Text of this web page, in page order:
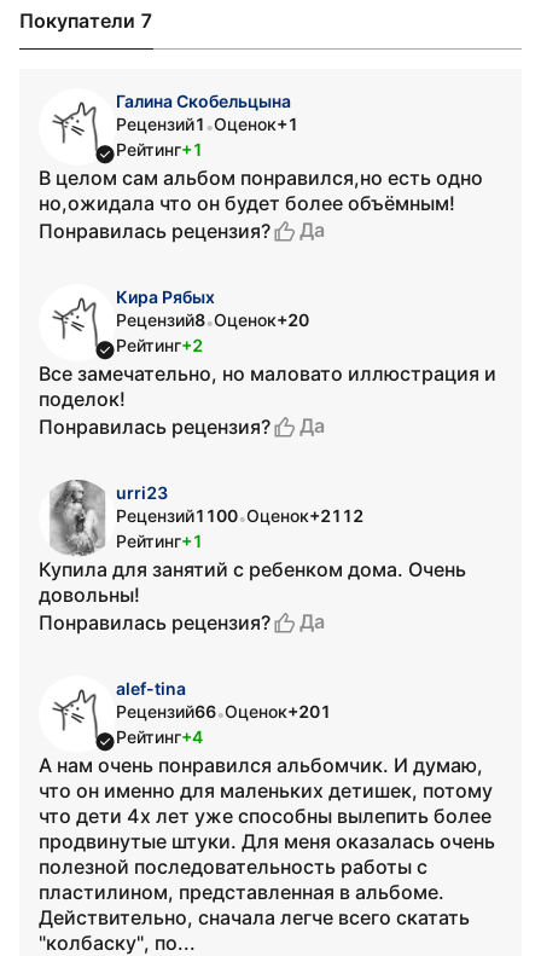
Покупатели 7
Галина Скобельцына
Рецензий1 •Оценок+1
Рейтинг+1
В целом сам альбом понравился,но есть одно
но,ожидала что он будет более объёмным!
Понравилась рецензия?
Да
Кира Рябых
Рецензий8•Оценок+20
Рейтинг+2
Все замечательно, но маловато иллюстрация и
поделок!
Понравилась рецензия?
Да
urri23
Рецензий1100•Оценок+2112
Рейтинг+1
Купила для занятий с ребенком дома. Очень
довольны!
Понравилась рецензия?
Да
alef-tina
Рецензий66•Оценок+201
Рейтинг+4
А нам очень понравился альбомчик. И думаю,
что он именно для маленьких детишек, потому
что дети 4х лет уже способны вылепить более
продвинутые штуки. Для меня оказалась очень
полезной последовательность работы с
пластилином, представленная в альбоме.
Действительно, сначала легче всего скатать
"колбаску", по...